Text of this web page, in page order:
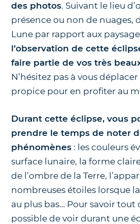
des photos. Suivant le lieu
présence ou non de nuages,
Lune par rapport aux
l’observation de cette
faire partie de vos très
N’hésitez pas à vous
propice pour en profiter au
Durant cette éclipse, vous
prendre le temps de noter
phénomènes : les couleurs
surface lunaire, la forme
de l’ombre de la Terre,
nombreuses étoiles lorsque
au plus bas… Pour savoir tout
possible de voir durant une